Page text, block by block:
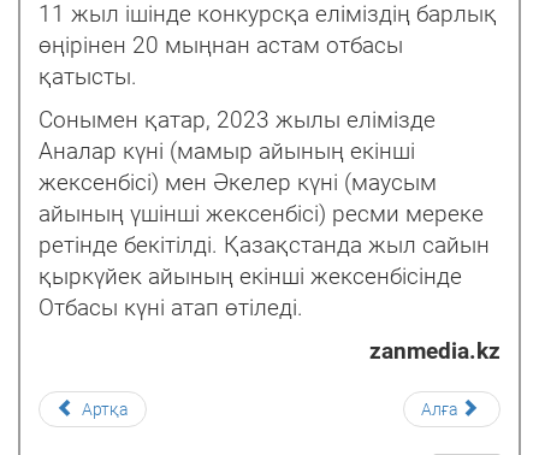
11 жыл ішінде конкурсқа еліміздің барлық
өңірінен 20 мыңнан астам отбасы
қатысты.
Сонымен қатар, 2023 жылы елімізде
Аналар күні (мамыр айының екінші
жексенбісі) мен Әкелер күні (маусым
айының үшінші жексенбісі) ресми мереке
ретінде бекітілді. Қазақстанда жыл сайын
қыркүйек айының екінші жексенбісінде
Отбасы күні атап өтіледі.
zanmedia.kz
Артқа Алға